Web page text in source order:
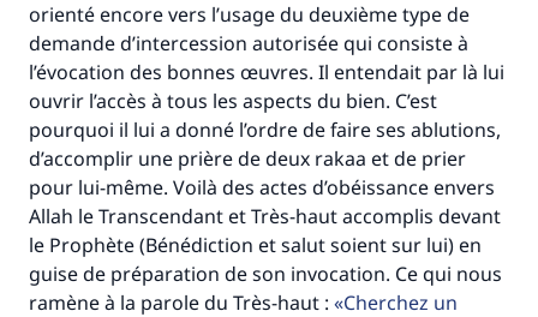
orienté encore vers l’usage du deuxième type de
demande d’intercession autorisée qui consiste à
l’évocation des bonnes œuvres. Il entendait par là lui
ouvrir l’accès à tous les aspects du bien. C’est
pourquoi il lui a donné l’ordre de faire ses ablutions,
d’accomplir une prière de deux rakaa et de prier
pour lui-même. Voilà des actes d’obéissance envers
Allah le Transcendant et Très-haut accomplis devant
le Prophète (Bénédiction et salut soient sur lui) en
guise de préparation de son invocation. Ce qui nous
ramène à la parole du Très-haut :
Cherchez un
Faites une différence dans la vie de
millions de personnes grâce à votre
contribution